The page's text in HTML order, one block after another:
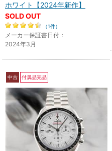
ホワイト【2024年新作】
SOLD OUT
（1件）
メーカー保証書日付：
2024年3月
中古 付属品完品